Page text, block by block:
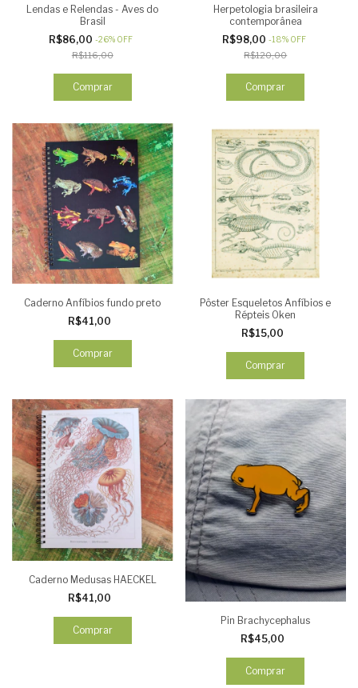
Lendas e Relendas - Aves do
Brasil
R$86,00-26% OFF
R$116,00
Herpetologia brasileira
contemporânea
R$98,00 -18% OFF
R$120,00
Caderno Anfíbios fundo preto
R$41,00
Comprar
Pôster Esqueletos Anfíbios e
Répteis Oken
R$15,00
Comprar
Caderno Medusas HAECKEL
R$41,00
Comprar
Pin Brachycephalus
R$45,00